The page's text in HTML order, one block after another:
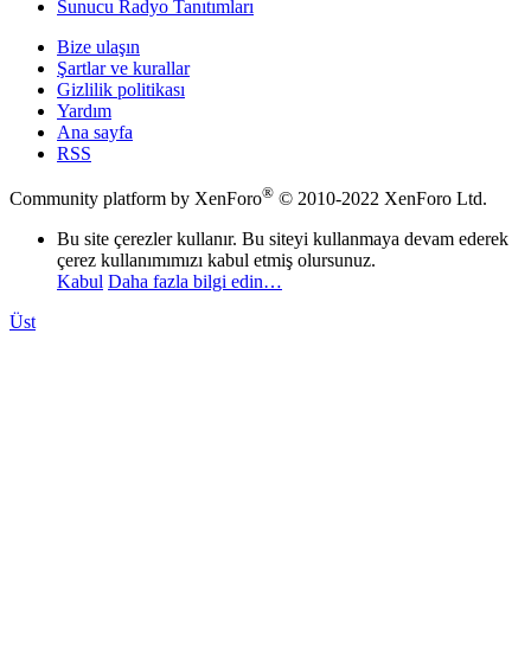
Sunucu Radyo Tanıtımları
Bize ulaşın
Şartlar ve kurallar
Gizlilik politikası
Yardım
Ana sayfa
RSS
Community platform by XenForo® © 2010-2022 XenForo Ltd.
Bu site çerezler kullanır. Bu siteyi kullanmaya devam ederek
çerez kullanımımızı kabul etmiş olursunuz.
Kabul Daha fazla bilgi edin…
Üst